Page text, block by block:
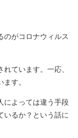
のがコロナウィルス
ています。一応、
す。
によっては違う手段
いるか？という話に